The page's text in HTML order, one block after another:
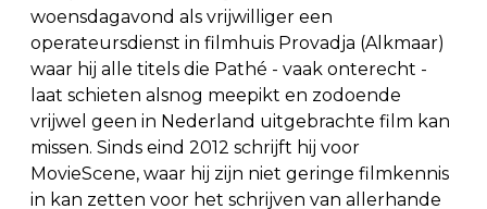
woensdagavond als vrijwilliger een
operateursdienst in filmhuis Provadja (Alkmaar)
waar hij alle titels die Pathé - vaak onterecht -
laat schieten alsnog meepikt en zodoende
vrijwel geen in Nederland uitgebrachte film kan
missen. Sinds eind 2012 schrijft hij voor
MovieScene, waar hij zijn niet geringe filmkennis
in kan zetten voor het schrijven van allerhande